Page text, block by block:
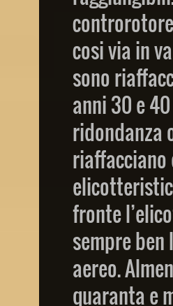
cosi via in
sono
anni 30 e
ridondanza
fronte
sempre
aereo.
quaranta e